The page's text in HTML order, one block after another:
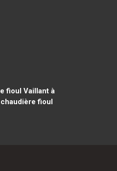
fioul Vaillant à
fioul